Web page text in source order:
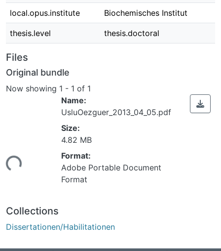
local.opus.institute Biochemisches Institut
thesis.level thesis.doctoral
Files
Original bundle
Now showing 1 - 1 of 1
Name:
UsluOezguer_2013_04_05.pdf
Size:
4.82 MB
Format:
Adobe Portable Document
Format
Collections
Dissertationen/Habilitationen